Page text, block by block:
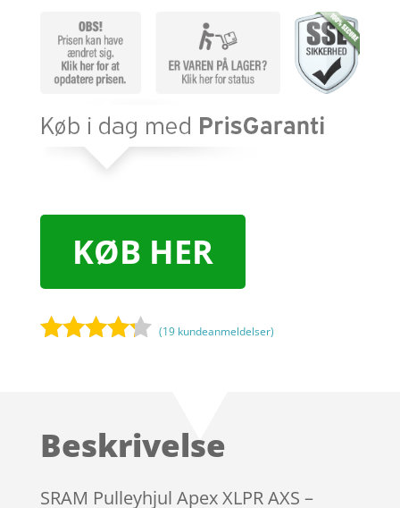
KØB HER
på
mmelser
(19 kundeanmeldelser)
Beskrivelse
SRAM Pulleyhjul Apex XLPR AXS –